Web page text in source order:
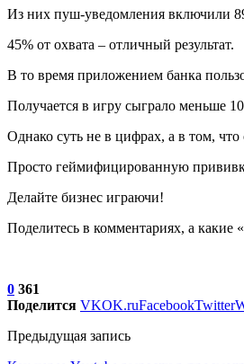
Из них пуш-уведомления включили
45% от охвата – отличный результат.
В то время приложением банка
Получается в игру сыграло меньше
Однако суть не в цифрах, а в том,
Просто геймифицированную
Делайте бизнес играючи!
Поделитесь в комментариях, а
0 361
Поделится VKOK.ruFacebookTwitter
Предыдущая запись